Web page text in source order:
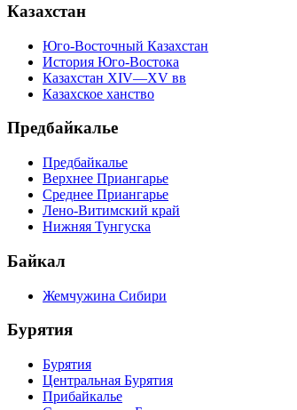
Казахстан
Юго-Восточный Казахстан
История Юго-Востока
Казахстан XIV—XV вв
Казахское ханство
Предбайкалье
Предбайкалье
Верхнее Приангарье
Среднее Приангарье
Лено-Витимский край
Нижняя Тунгуска
Байкал
Жемчужина Сибири
Бурятия
Бурятия
Центральная Бурятия
Прибайкалье